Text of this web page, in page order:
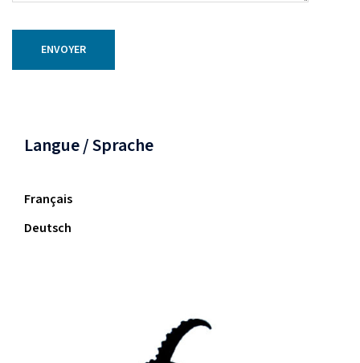
Langue / Sprache
Français
Deutsch